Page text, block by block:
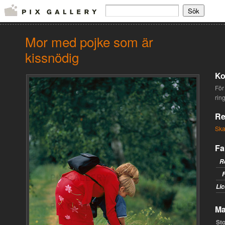
Mor med pojke som är
kissnödig